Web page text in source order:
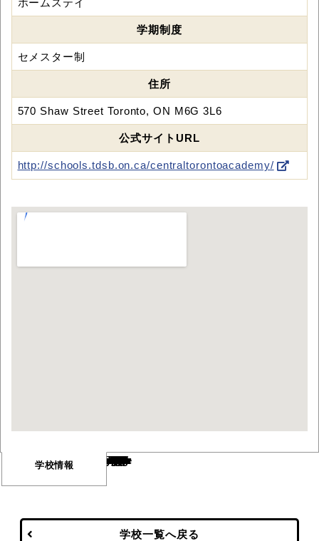
学期制度
セメスター制
住所
570 Shaw Street Toronto, ON M6G 3L6
公式サイトURL
http://schools.tdsb.on.ca/centraltorontoacademy/
学校情報 Warning/var/www/html/wp-content/themes/vancouver/single-school.php673Warning/var/www/html/wp-content/themes/vancouver/single-school.php676
学校一覧へ戻る